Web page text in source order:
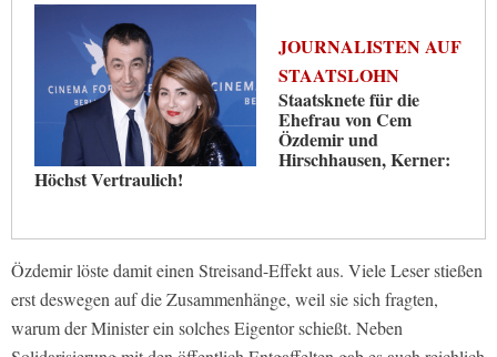
JOURNALISTEN AUF
STAATSLOHN
Staatsknete für die
Ehefrau von Cem
Özdemir und
Hirschhausen, Kerner:
Höchst Vertraulich!
Özdemir löste damit einen Streisand-Effekt aus. Viele Leser stießen
erst deswegen auf die Zusammenhänge, weil sie sich fragten,
warum der Minister ein solches Eigentor schießt. Neben